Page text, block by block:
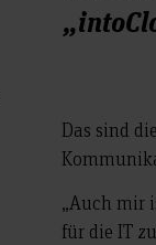
Das sind
„Auch mir
für die IT